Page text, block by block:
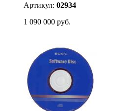
Артикул: 02934
1 090 000 руб.